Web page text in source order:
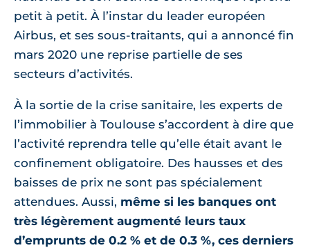
petit à petit. À l’instar du leader européen
Airbus, et ses sous-traitants, qui a annoncé fin
mars 2020 une reprise partielle de ses
secteurs d’activités.
À la sortie de la crise sanitaire, les experts de
l’immobilier à Toulouse s’accordent à dire que
l’activité reprendra telle qu’elle était avant le
confinement obligatoire. Des hausses et des
baisses de prix ne sont pas spécialement
attendues. Aussi, même si les banques ont
très légèrement augmenté leurs taux
d’emprunts de 0.2 % et de 0.3 %, ces derniers